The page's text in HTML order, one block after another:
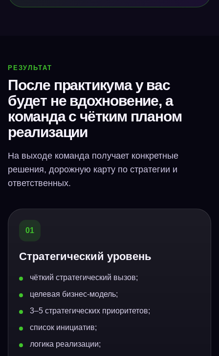
РЕЗУЛЬТАТ
После практикума у вас
будет не вдохновение, а
команда с чётким планом
реализации
На выходе команда получает конкретные
решения, дорожную карту по стратегии и
ответственных.
01
Стратегический уровень
чёткий стратегический вызов;
целевая бизнес-модель;
3–5 стратегических приоритетов;
список инициатив;
логика реализации;